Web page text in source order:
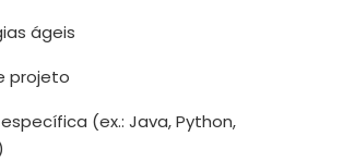
ágeis
projeto
(ex.: Java, Python,